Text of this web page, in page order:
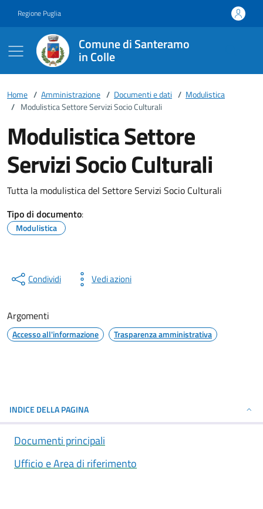
Regione Puglia
Comune di Santeramo
in Colle
Home / Amministrazione / Documenti e dati / Modulistica
/ Modulistica Settore Servizi Socio Culturali
Modulistica Settore
Servizi Socio Culturali
Tutta la modulistica del Settore Servizi Socio Culturali
Tipo di documento:
Modulistica
Condividi Vedi azioni
Argomenti
Accesso all'informazione Trasparenza amministrativa
INDICE DELLA PAGINA
Documenti principali
Ufficio e Area di riferimento